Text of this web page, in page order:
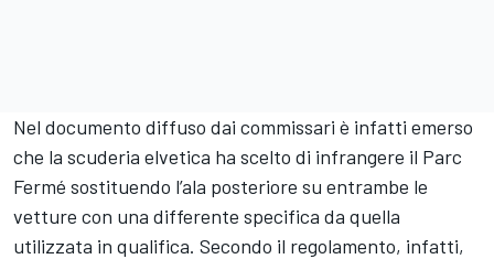
Nel documento diffuso dai commissari è infatti emerso
che la scuderia elvetica ha scelto di infrangere il Parc
Fermé sostituendo l’ala posteriore su entrambe le
vetture con una differente specifica da quella
utilizzata in qualifica. Secondo il regolamento, infatti,